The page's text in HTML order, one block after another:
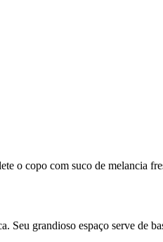
o copo com suco de melancia
grandioso espaço serve de